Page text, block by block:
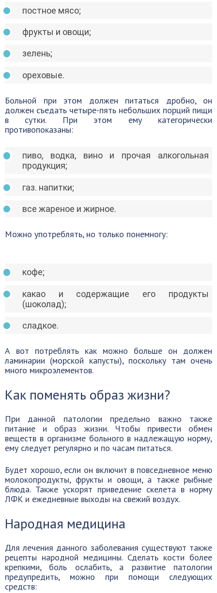
постное мясо;
фрукты и овощи;
зелень;
ореховые.
Больной при этом должен питаться дробно, он
должен съедать четыре-пять небольших порций пищи
в сутки. При этом ему категорически
противопоказаны:
пиво, водка, вино и прочая алкогольная
продукция;
газ. напитки;
все жареное и жирное.
Можно употреблять, но только понемногу:
кофе;
какао и содержащие его продукты
(шоколад);
сладкое.
А вот потреблять как можно больше он должен
ламинарии (морской капусты), поскольку там очень
много микроэлементов.
Как поменять образ жизни?
При данной патологии предельно важно также
питание и образ жизни. Чтобы привести обмен
веществ в организме больного в надлежащую норму,
ему следует регулярно и по часам питаться.
Будет хорошо, если он включит в повседневное меню
молокопродукты, фрукты и овощи, а также рыбные
блюда. Также ускорят приведение скелета в норму
ЛФК и ежедневные выходы на свежий воздух.
Народная медицина
Для лечения данного заболевания существуют также
рецепты народной медицины. Сделать кости более
крепкими, боль ослабить, а развитие патологии
предупредить, можно при помощи следующих
средств: